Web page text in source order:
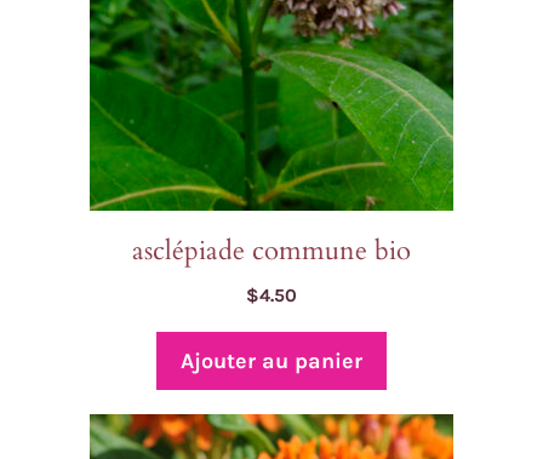
asclépiade commune bio
$4.50
Ajouter au panier